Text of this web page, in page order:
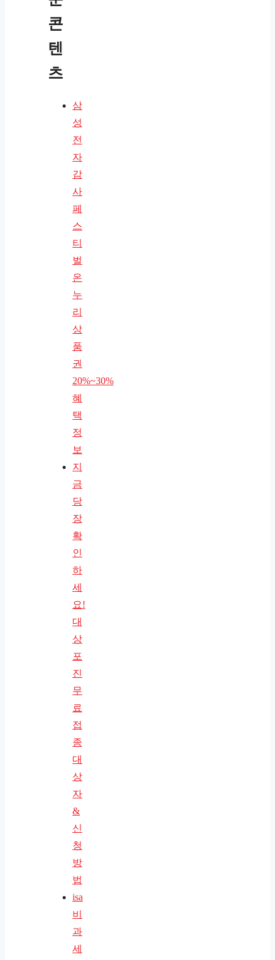
콘
텐
츠
삼
성
전
자
감
사
페
스
티
벌
온
누
리
상
품
권
20%~30%
혜
택
정
보
지
금
당
장
확
인
하
세
요!
대
상
포
진
무
료
접
종
대
상
자
&
신
청
방
법
isa
비
과
세